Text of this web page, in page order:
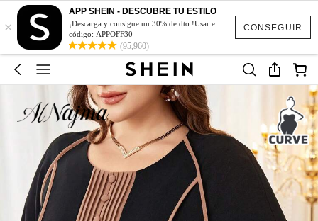
CONSEGUIR
×
APP SHEIN - DESCUBRE TU ESTILO
¡Descarga y consigue un 30% de dto.!Usar el
código: APPOFF30
(95,960)